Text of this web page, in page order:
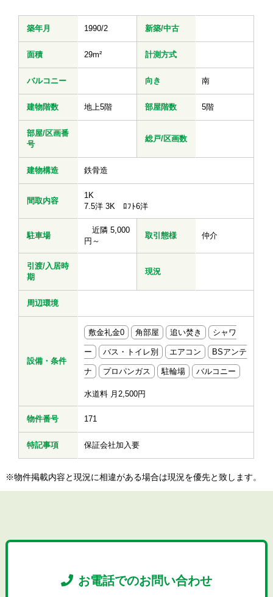
築年月 1990/2 新築/中古
面積 29m² 計測方式
バルコニー 向き 南
建物階数 地上5階 部屋階数 5階
部屋/区画番
号
総戸/区画数
建物構造 鉄骨造
間取内容
1K
7.5洋 3K ﾛﾌﾄ6洋
駐車場
近隣 5,000
円～
取引態様 仲介
引渡/入居時
期
現況
周辺環境
設備・条件
敷金礼金0 角部屋 追い焚き シャワ
ー バス・トイレ別 エアコン BSアンテ
ナ プロパンガス 駐輪場 バルコニー
水道料 月2,500円
物件番号 171
特記事項 保証会社加入要
※物件掲載内容と現況に相違がある場合は現況を優先と致します。
お電話でのお問い合わせ